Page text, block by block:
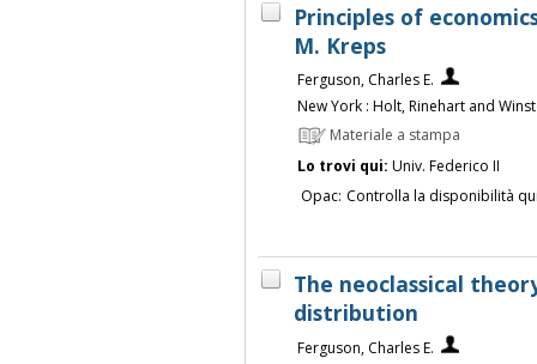
Principles of
M. Kreps
Ferguson, Charles E.
New York : Holt, Rinehart and
Materiale a stampa
Lo trovi qui: Univ. Federico II
Opac: Controlla la disponibilità
The neoclassical
distribution
Ferguson, Charles E.